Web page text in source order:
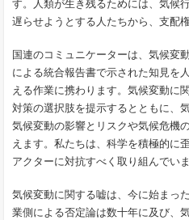
す。人類が生き残るためには、気候
遅らせようとする人たちから、支配
国連のコミュニケーターは、気候変
による統合報告書で示された知見を
える作業に携わります。気候変動に
対策の選択肢を提示するとともに、
気候変動の影響とリスクや気候危機
えます。私たちは、科学を積極的に
アクターに対抗すべく取り組んでいま
気候変動に関する嘘は、今に始まっ
業側による否定論は数十年に及び、